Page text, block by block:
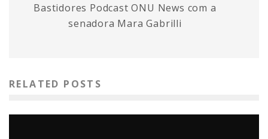
Bastidores Podcast ONU News com a
senadora Mara Gabrilli
RELATED POSTS